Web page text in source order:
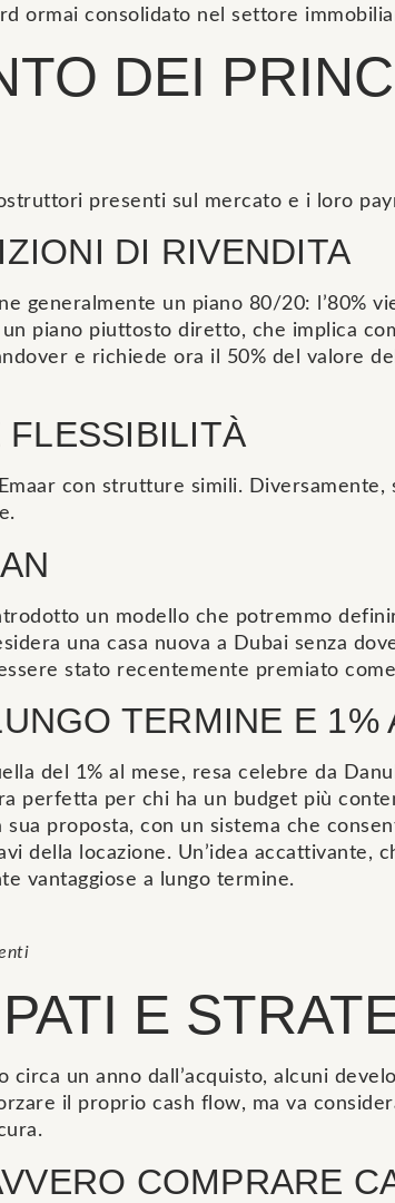
ormai consolidato nel settore
DEI
presenti sul mercato e i loro
DI RIVENDITA
generalmente un piano 80/20: l’80%
piano piuttosto diretto, che implica
e richiede ora il 50% del valore
FLESSIBILITÀ
con strutture simili.
un modello che potremmo
una casa nuova a Dubai senza
stato recentemente premiato
TERMINE E 1%
del 1% al mese, resa celebre da
perfetta per chi ha un budget più
proposta, con un sistema che
della locazione. Un’idea
vantaggiose a lungo termine.
E
un anno dall’acquisto, alcuni
il proprio cash flow, ma va
COMPRARE